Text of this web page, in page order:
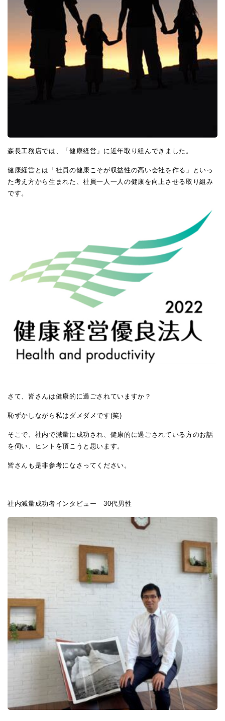
森長工務店では、「健康経営」に近年取り組んできました。
健康経営とは「社員の健康こそが収益性の高い会社を作る」といっ
た考え方から生まれた、社員一人一人の健康を向上させる取り組み
です。
さて、皆さんは健康的に過ごされていますか？
恥ずかしながら私はダメダメです(笑)
そこで、社内で減量に成功され、健康的に過ごされている方のお話
を伺い、ヒントを頂こうと思います。
皆さんも是非参考になさってください。
社内減量成功者インタビュー30代男性